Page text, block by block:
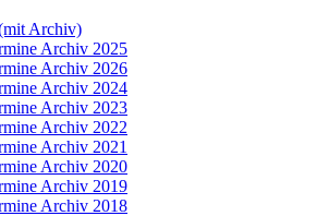
Archiv)
Archiv 2025
Archiv 2026
Archiv 2024
Archiv 2023
Archiv 2022
Archiv 2021
Archiv 2020
Archiv 2019
Archiv 2018